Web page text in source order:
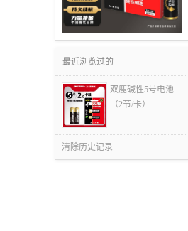
最近浏览过的
双鹿碱性5号电池
（2节/卡）
清除历史记录